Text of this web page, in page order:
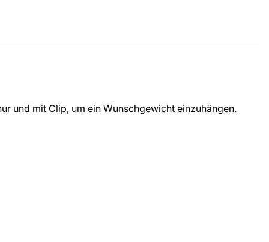
und mit Clip, um ein Wunschgewicht einzuhängen.